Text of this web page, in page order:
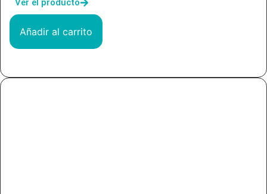
Ver el producto
Añadir al carrito